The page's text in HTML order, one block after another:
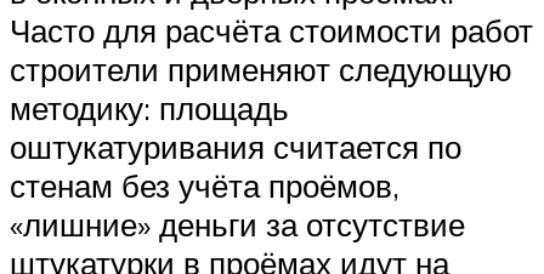
Часто для расчёта стоимости работ
строители применяют следующую
методику: площадь
оштукатуривания считается по
стенам без учёта проёмов,
«лишние» деньги за отсутствие
штукатурки в проёмах идут на